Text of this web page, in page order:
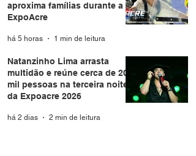
aproxima famílias durante a
ExpoAcre
há 5 horas 1 min de leitura
Natanzinho Lima arrasta
multidão e reúne cerca de 20
mil pessoas na terceira noite
da Expoacre 2026
há 2 dias 2 min de leitura